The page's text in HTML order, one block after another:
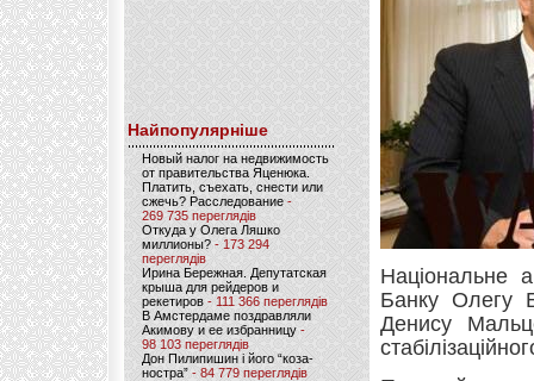
Найпопулярніше
Новый налог на недвижимость
от правительства Яценюка.
Платить, съехать, снести или
сжечь? Расследование-
269 735 переглядів
Откуда у Олега Ляшко
миллионы? - 173 294
переглядів
Ирина Бережная. Депутатская
крыша для рейдеров и
рекетиров - 111 366 переглядів
В Амстердаме поздравляли
Акимову и ее избранницу -
98 103 переглядів
Дон Пилипишин і його “коза-
ностра” - 84 779 переглядів
Національне
Банку Олегу
Денису